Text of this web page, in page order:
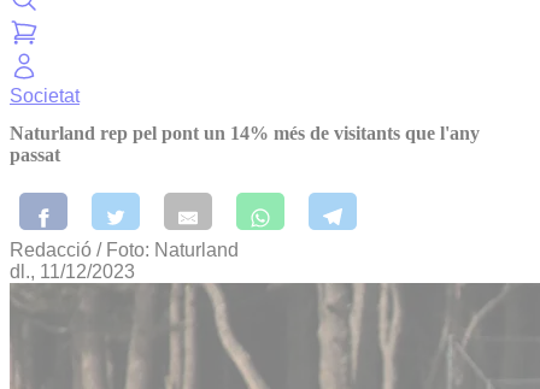
Societat
Naturland rep pel pont un 14% més de visitants que l'any
passat
Redacció / Foto: Naturland
dl., 11/12/2023